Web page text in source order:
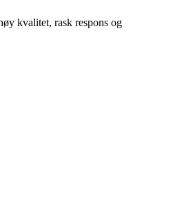
kvalitet, rask respons og